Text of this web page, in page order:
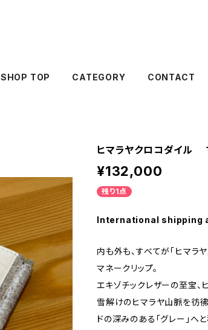
SHOP TOP CATEGORY CONTACT
ヒマラヤクロコダイル
¥132,000
残り1点
International shipping
内も外も、すべてが「ヒマラ
マネークリップ。
エキゾチックレザーの至宝、
雪解けのヒマラヤ山脈を彷彿
ドの深みのある「グレー」へ